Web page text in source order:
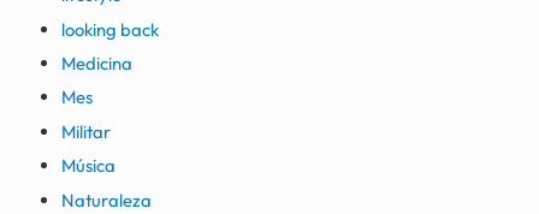
looking back
Medicina
Mes
Militar
Música
Naturaleza